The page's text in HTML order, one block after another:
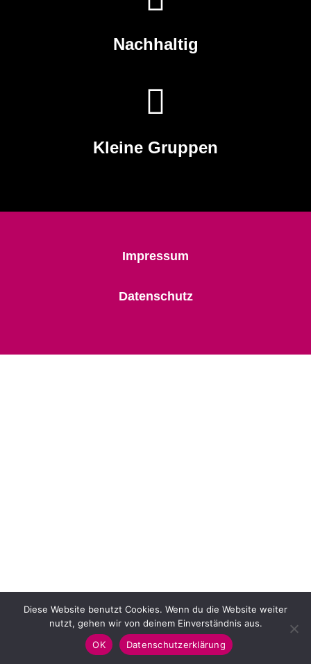
Nachhaltig
Kleine Gruppen
Impressum
Datenschutz
Copyright © 2026 Coburg-Greeters
Diese Website benutzt Cookies. Wenn du die Website weiter
nutzt, gehen wir von deinem Einverständnis aus.
OK
Datenschutzerklärung